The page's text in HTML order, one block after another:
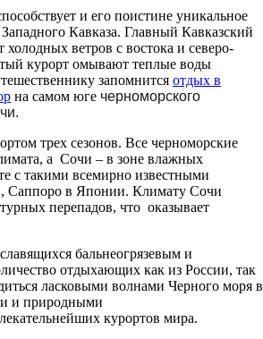
и его поистине уникальное
Кавказа. Главный Кавказский
ветров с востока и северо-
курорт омывают теплые воды
запомнится отдых в
на самом юге черноморского
трех сезонов. Все черноморские
а Сочи – в зоне влажных
с такими всемирно известными
Саппоро в Японии. Климату Сочи
перепадов, что оказывает
бальнеогрязевым и
отдыхающих как из России, так
ласковыми волнами Черного моря в
и природными
курортов мира.